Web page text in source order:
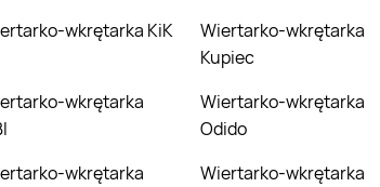
wkrętarka KiK
Wiertarko-wkrętarka
Kupiec
Wiertarko-wkrętarka
Odido
Wiertarko-wkrętarka